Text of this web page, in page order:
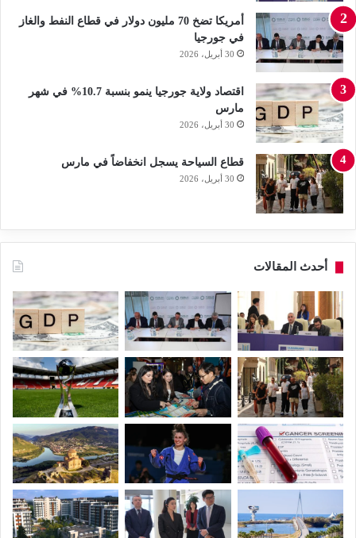
أمريكا تضخ 70 مليون دولار في قطاع النفط والغاز
في جورجيا
30 أبريل، 2026
اقتصاد ولاية جورجيا ينمو بنسبة 10.7% في شهر
مارس
30 أبريل، 2026
قطاع السياحة يسجل انخفاضاً في مارس
30 أبريل، 2026
أحدث المقالات